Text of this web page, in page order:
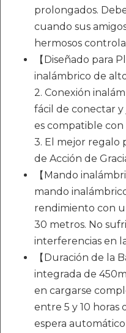
prolongados.
cuando sus
hermosos
【Diseñado para
inalámbrico de
2. Conexión
fácil de conectar
es compatible con
3. El mejor regalo
de Acción de
【Mando
mando
rendimiento con
30 metros. No
interferencias en
【Duración de la
integrada de
en cargarse
entre 5 y 10 horas
espera